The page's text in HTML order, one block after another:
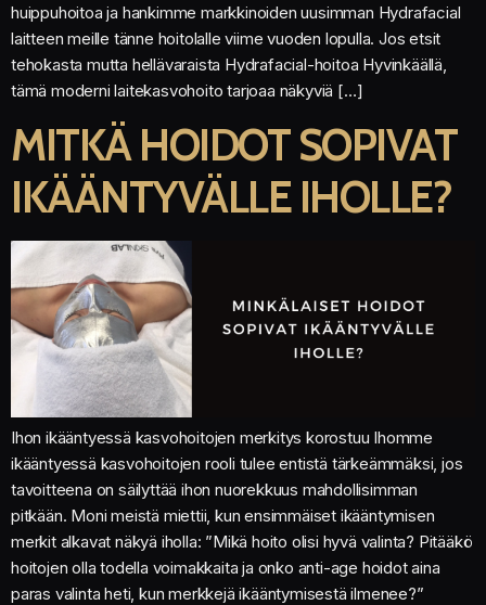
huippuhoitoa ja hankimme markkinoiden uusimman Hydrafacial
laitteen meille tänne hoitolalle viime vuoden lopulla. Jos etsit
tehokasta mutta hellävaraista Hydrafacial-hoitoa Hyvinkäällä,
tämä moderni laitekasvohoito tarjoaa näkyviä […]
MITKÄ HOIDOT SOPIVAT
IKÄÄNTYVÄLLE IHOLLE?
Ihon ikääntyessä kasvohoitojen merkitys korostuu Ihomme
ikääntyessä kasvohoitojen rooli tulee entistä tärkeämmäksi, jos
tavoitteena on säilyttää ihon nuorekkuus mahdollisimman
pitkään. Moni meistä miettii, kun ensimmäiset ikääntymisen
merkit alkavat näkyä iholla: ”Mikä hoito olisi hyvä valinta? Pitääkö
hoitojen olla todella voimakkaita ja onko anti-age hoidot aina
paras valinta heti, kun merkkejä ikääntymisestä ilmenee?”